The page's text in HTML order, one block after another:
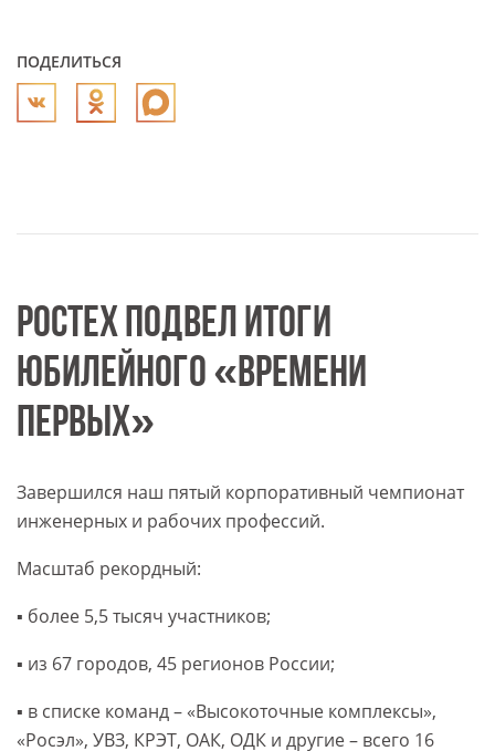
ПОДЕЛИТЬСЯ
РОСТЕХ ПОДВЕЛ ИТОГИ
ЮБИЛЕЙНОГО «ВРЕМЕНИ
ПЕРВЫХ»
Завершился наш пятый корпоративный чемпионат
инженерных и рабочих профессий.
Масштаб рекордный:
▪️ более 5,5 тысяч участников;
▪️ из 67 городов, 45 регионов России;
▪️ в списке команд – «Высокоточные комплексы»,
«Росэл», УВЗ, КРЭТ, ОАК, ОДК и другие – всего 16